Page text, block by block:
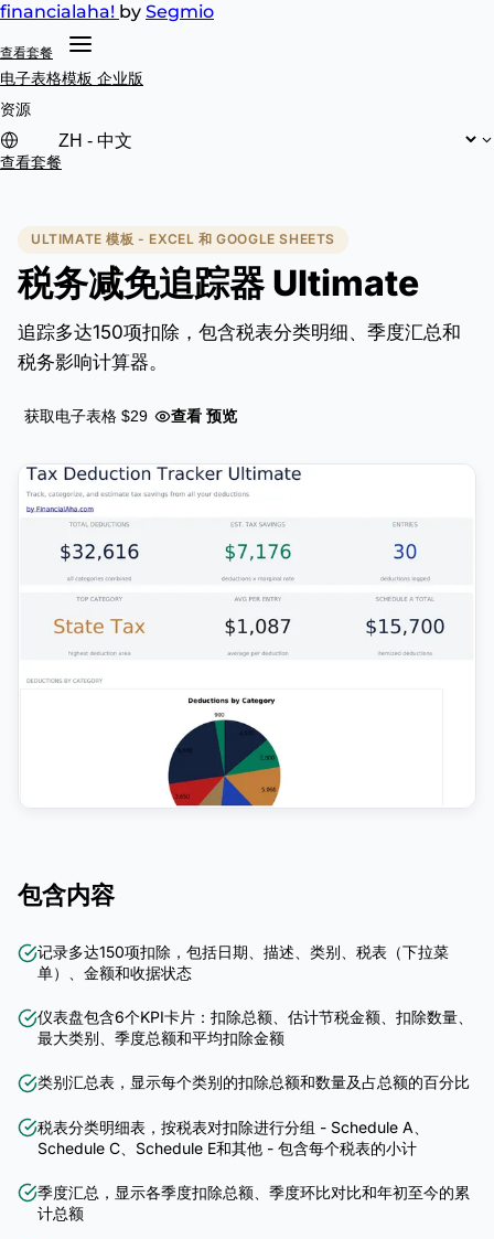
financialaha! by Segmio
查看套餐
电子表格模板 企业版
资源
查看套餐
ULTIMATE 模板 - EXCEL 和 GOOGLE SHEETS
税务减免追踪器 Ultimate
追踪多达150项扣除，包含税表分类明细、季度汇总和
税务影响计算器。
获取电子表格 $29 查看 预览
包含内容
记录多达150项扣除，包括日期、描述、类别、税表（下拉菜
单）、金额和收据状态
仪表盘包含6个KPI卡片：扣除总额、估计节税金额、扣除数量、
最大类别、季度总额和平均扣除金额
类别汇总表，显示每个类别的扣除总额和数量及占总额的百分比
税表分类明细表，按税表对扣除进行分组 - Schedule A、
Schedule C、Schedule E和其他 - 包含每个税表的小计
季度汇总，显示各季度扣除总额、季度环比对比和年初至今的累
计总额